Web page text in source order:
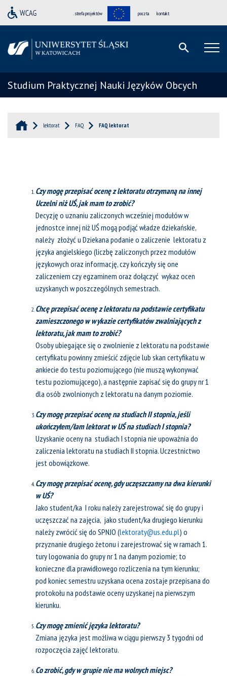
strefa projektów poczta kontakt
Studium Praktycznej Nauki Języków Obcych
lektorat FAQ FAQ lektorat
Czy mogę przepisać ocenę z lektoratu otrzymaną na innej
Uczelni niż UŚ, jak mam to zrobić?
Decyzję o uznaniu zaliczonych wcześniej modułów w
jednostce innej niż UŚ mogą podjąć władze dziekańskie,
należy złożyć u Dziekana podanie o zaliczenie lektoratu z
języka angielskiego (liczbę zaliczonych przez modułów
językowych oraz informację, czy kończyły się one
zaliczeniem czy egzaminem oraz dołączyć wykaz ocen
uzyskanych w poszczególnych semestrach.
Chcę przepisać ocenę z lektoratu na podstawie certyfikatu
zamieszczonego w wykazie certyfikatów zwalniających z
lektoratu, jak mam to zrobić?
Osoby ubiegające się o zwolnienie z lektoratu na podstawie
certyfikatu powinny zmieścić zdjęcie lub skan certyfikatu w
ankiecie do testu poziomującego (nie muszą wykonywać
testu poziomującego), a następnie zapisać się do grupy nr 1
dla osób zwolnionych z lektoratu na danym poziomie.
Czy mogę przepisać ocenę na studiach II stopnia, jeśli
ukończyłem/łam lektorat w UŚ na studiach I stopnia?
Uzyskanie oceny na studiach I stopnia nie upoważnia do
zaliczenia lektoratu na studiach II stopnia. Uczestnictwo
jest obowiązkowe.
Czy mogę przepisać ocenę, gdy uczęszczamy na dwa kierunki
w UŚ?
Jako student/ka I roku należy zarejestrować się do grupy i
uczęszczać na zajęcia, jako student/ka drugiego kierunku
należy zwrócić się do SPNJO (lektoraty@us.edu.pl) o
przyznanie drugiego żetonu i zarejestrować się w ramach 1.
tury logowania do grupy nr 1 na danym poziomie; to
konieczne dla prawidłowego rozliczenia na tym kierunku;
pod koniec semestru uzyskana ocena zostaje przepisana do
protokołu na podstawie oceny uzyskanej na pierwszym
kierunku.
Czy mogę zmienić języka lektoratu?
Zmiana języka jest możliwa w ciągu pierwszy 3 tygodni od
rozpoczęcia zajęć lektoratu.
Co zrobić, gdy w grupie nie ma wolnych miejsc?